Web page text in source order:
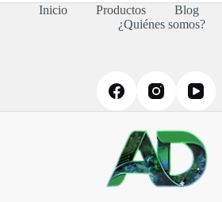
Inicio Productos Blog
¿Quiénes somos?